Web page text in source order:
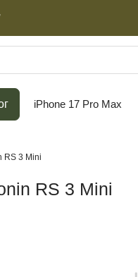
iPhone 17 Pro Max
RS 3 Mini
RS 3 Mini